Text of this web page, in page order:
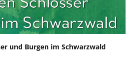
und Burgen im Schwarzwald